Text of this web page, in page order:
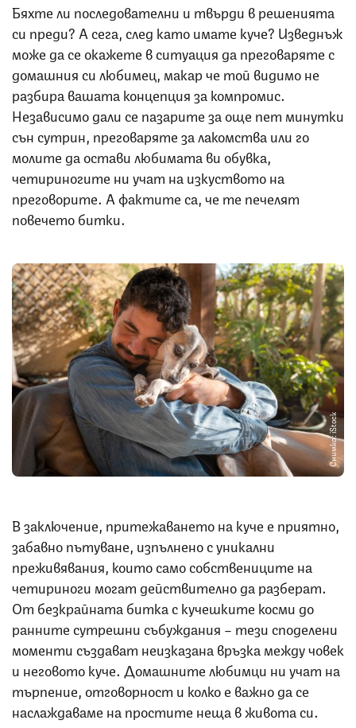
Бяхте ли последователни и твърди в решенията
си преди? А сега, след като имате куче? Изведнъж
може да се окажете в ситуация да преговаряте с
домашния си любимец, макар че той видимо не
разбира вашата концепция за компромис.
Независимо дали се пазарите за още пет минутки
сън сутрин, преговаряте за лакомства или го
молите да остави любимата ви обувка,
четириногите ни учат на изкуството на
преговорите. А фактите са, че те печелят
повечето битки.
Снимка: iStock
В заключение, притежаването на куче е приятно,
забавно пътуване, изпълнено с уникални
преживявания, които само собствениците на
четириноги могат действително да разберат.
От безкрайната битка с кучешките косми до
ранните сутрешни събуждания – тези споделени
моменти създават неизказана връзка между човек
и неговото куче. Домашните любимци ни учат на
търпение, отговорност и колко е важно да се
наслаждаваме на простите неща в живота си.